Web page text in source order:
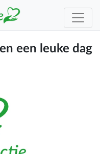
een leuke dag